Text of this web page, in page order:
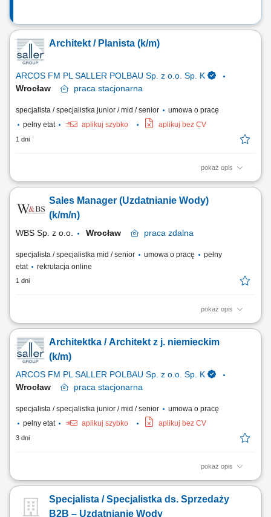
Architekt / Planista (k/m)
ARCOS FM PL SALLER POLBAU Sp. z o.o. Sp. K
Wrocław
praca stacjonarna
specjalista / specjalistka junior / mid / senior
umowa o pracę
pełny etat
aplikuj szybko aplikuj bez CV
1 dni
pokaż opis
Ciekawe projekty Tworzenie koncepcji i projektowanie nieruchomości
najemców Wizualizacja i rzuty 3D naszych nieruchomości Współpraca
przy uzyskiwaniu pozwoleń; Komunikacja z urzędami i zewnętrznymi
Sales Manager (Uzdatnianie Wody)
(k/m/n)
WBS Sp. z o.o. Wrocław praca zdalna
specjalista / specjalistka mid / senior umowa o pracę
pełny
etat
rekrutacja online
1 dni
pokaż opis
Opis stanowiska pracy/zadania: Aktywne pozyskiwanie nowych klientów
klientami oraz zapewnianie im bieżącego wsparcia. Prowadzenie
negocjacji handlowych oraz przygotowywanie ofert dopasowanych do
potrzeb klientów i celów...
Architektka / Architekt z j. niemieckim
(k/m)
ARCOS FM PL SALLER POLBAU Sp. z o.o. Sp. K
Wrocław
praca stacjonarna
specjalista / specjalistka junior / mid / senior
umowa o pracę
pełny etat
aplikuj szybko aplikuj bez CV
3 dni
pokaż opis
Zakres obowiązków: Projektowanie koncepcji nieruchomości
najemców. Przygotowanie wizualizacji i rzutów 3D. Wspomaganie
procesu uzyskiwania pozwoleń budowlanych. Kontakt z urzędami i
Specjalista / Specjalistka ds. Sprzedaży
B2B – Uzdatnianie Wody